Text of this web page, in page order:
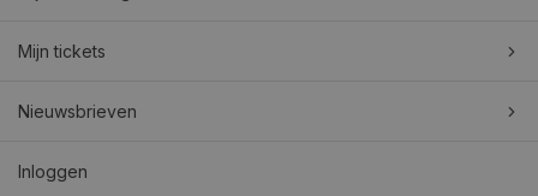
Mijn tickets
Nieuwsbrieven
Inloggen